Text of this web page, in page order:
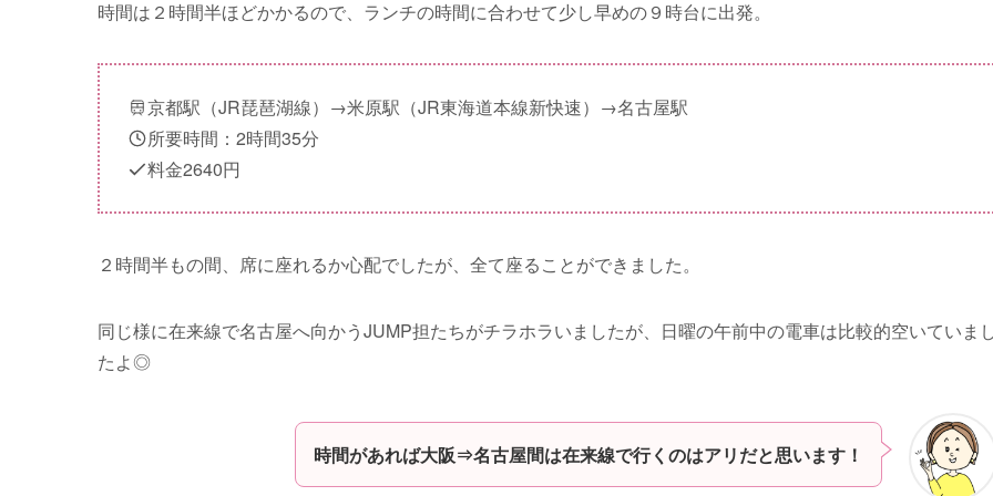
時間は２時間半ほどかかるので、ランチの時間に合わせて少し早めの９時台に出発。
京都駅（JR琵琶湖線）→米原駅（JR東海道本線新快速）→名古屋駅
所要時間：2時間35分
料金2640円
２時間半もの間、席に座れるか心配でしたが、全て座ることができました。
同じ様に在来線で名古屋へ向かうJUMP担たちがチラホラいましたが、日曜の午前中の電車は比較的空いていま
たよ◎
時間があれば大阪⇒名古屋間は在来線で行くのはアリだと思います！